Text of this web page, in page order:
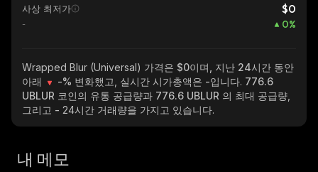
사상 최저가 $0
- 0%
Wrapped Blur (Universal) 가격은 $0이며, 지난 24시간 동안
아래
-% 변화했고, 실시간 시가총액은 -입니다. 776.6
UBLUR 코인의 유통 공급량과 776.6 UBLUR 의 최대 공급량,
그리고 - 24시간 거래량을 가지고 있습니다.
내 메모